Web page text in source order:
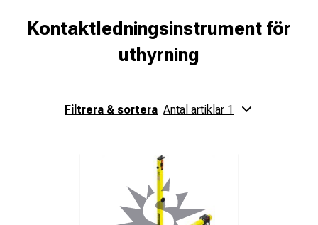
Kontaktledningsinstrument för
uthyrning
Filtrera & sortera Antal artiklar 1